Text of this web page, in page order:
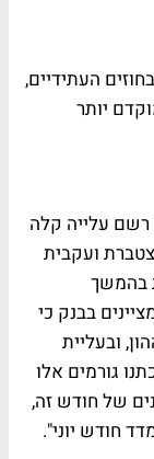
העתידיים,
מוקדם יותר
רשם עלייה קלה
ועקבית
בהמשך
בבנק כי
ובעליית
גורמים אלו
של חודש זה,
חודש יוני".